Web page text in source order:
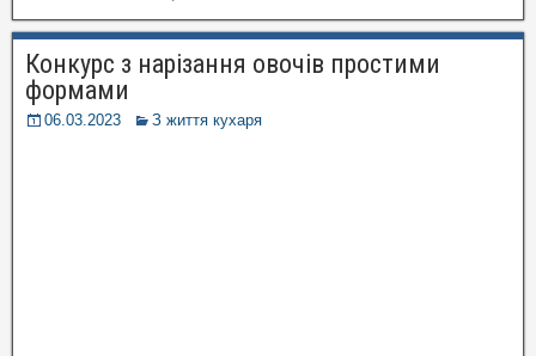
Конкурс з нарізання овочів простими
формами
06.03.2023 З життя кухаря